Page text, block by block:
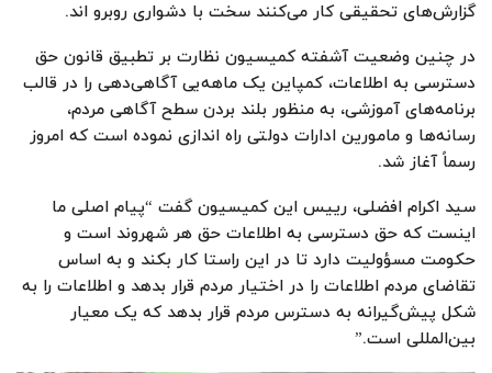
گزارش‌های تحقیقی کار می‌کنند سخت با دشواری روبرو اند.
در چنین وضعیت آشفته کمیسیون نظارت بر تطبیق قانون حق
دسترسی به اطلاعات، کمپاین یک ماهه‌یی آگاهی‌دهی را در قالب
برنامه‌های آموزشی، به منظور بلند بردن سطح آگاهی مردم،
رسانه‌ها و مامورین ادارات دولتی راه اندازی نموده است که امروز
رسماً آغاز شد.
سید اکرام افضلی، رییس این کمیسیون گفت “پیام اصلی ما
اینست که حق دسترسی به اطلاعات حق هر شهروند است و
حکومت مسؤولیت دارد تا در این راستا کار بکند و به اساس
تقاضای مردم اطلاعات را در اختیار مردم قرار بدهد و اطلاعات را به
شکل پیش‌گیرانه به دسترس مردم قرار بدهد که یک معیار
بین‌المللی است.”